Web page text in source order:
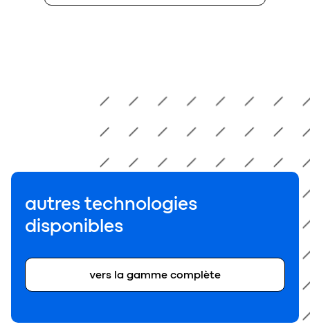
autres technologies
disponibles
vers la gamme complète